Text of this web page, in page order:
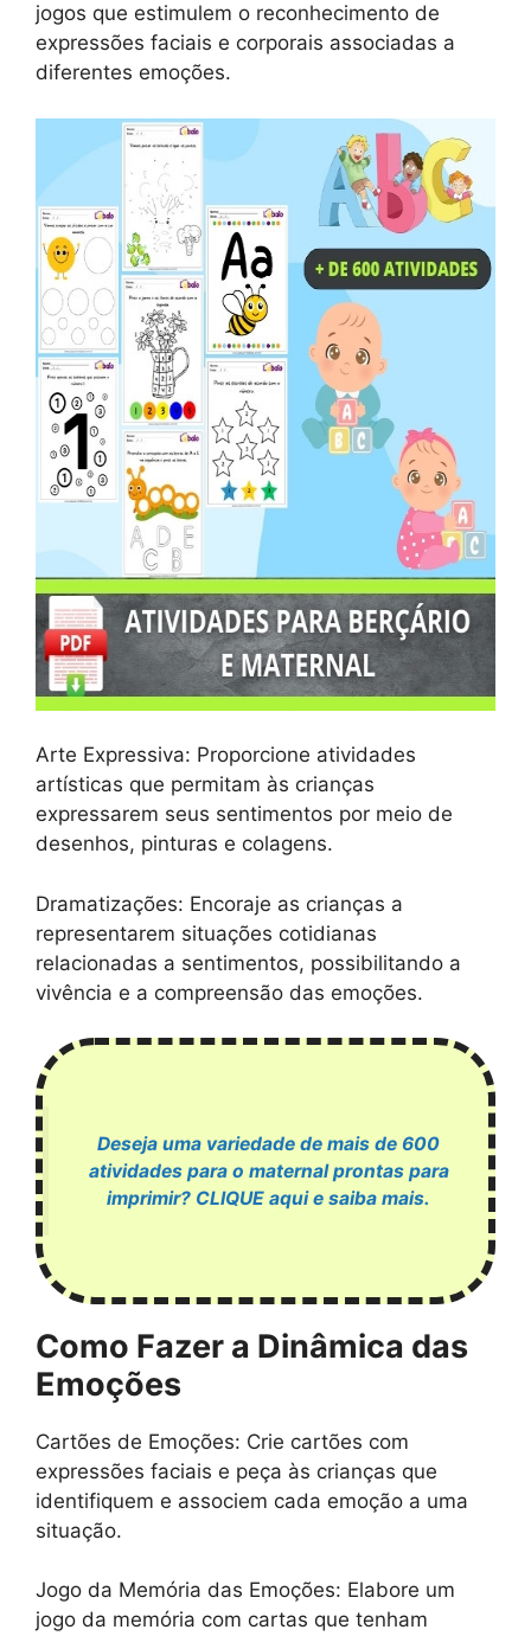
jogos que estimulem o reconhecimento de
expressões faciais e corporais associadas a
diferentes emoções.
Arte Expressiva: Proporcione atividades
artísticas que permitam às crianças
expressarem seus sentimentos por meio de
desenhos, pinturas e colagens.
Dramatizações: Encoraje as crianças a
representarem situações cotidianas
relacionadas a sentimentos, possibilitando a
vivência e a compreensão das emoções.
Deseja uma variedade de mais de 600
atividades para o maternal prontas para
imprimir? CLIQUE aqui e saiba mais.
Como Fazer a Dinâmica das
Emoções
Cartões de Emoções: Crie cartões com
expressões faciais e peça às crianças que
identifiquem e associem cada emoção a uma
situação.
Jogo da Memória das Emoções: Elabore um
jogo da memória com cartas que tenham